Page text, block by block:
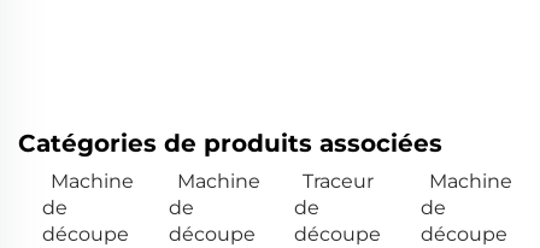
Catégories de produits associées
Machine
de
découpe
Machine
de
découpe
Traceur
de
découpe
Machine
de
découpe